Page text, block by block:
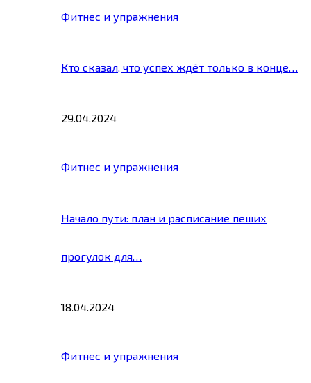
Фитнес и упражнения
Кто сказал, что успех ждёт только в конце…
29.04.2024
Фитнес и упражнения
Начало пути: план и расписание пеших
прогулок для…
18.04.2024
Фитнес и упражнения